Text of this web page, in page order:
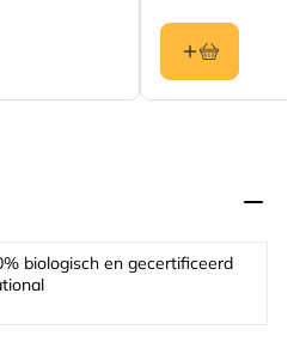
biologisch en gecertificeerd